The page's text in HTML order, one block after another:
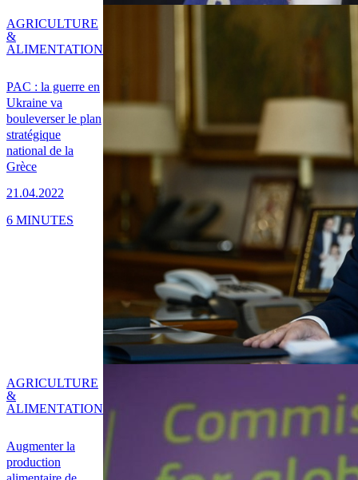
PAC : la guerre en
Ukraine va
bouleverser le plan
stratégique
national de la
Grèce
21.04.2022
AGRICULTURE
&
ALIMENTATION
6 MINUTES
Augmenter la
production
AGRICULTURE
&
ALIMENTATION